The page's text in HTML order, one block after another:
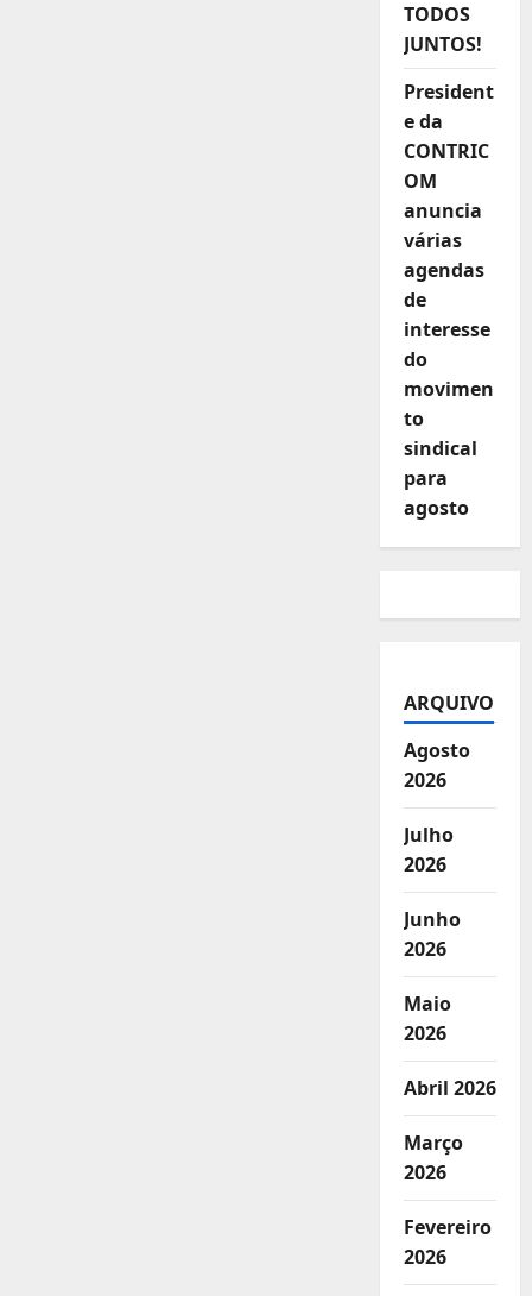
TODOS
JUNTOS!
President
e da
CONTRIC
OM
anuncia
várias
agendas
de
interesse
do
movimen
to
sindical
para
agosto
ARQUIVO
Agosto
2026
Julho
2026
Junho
2026
Maio
2026
Abril 2026
Março
2026
Fevereiro
2026